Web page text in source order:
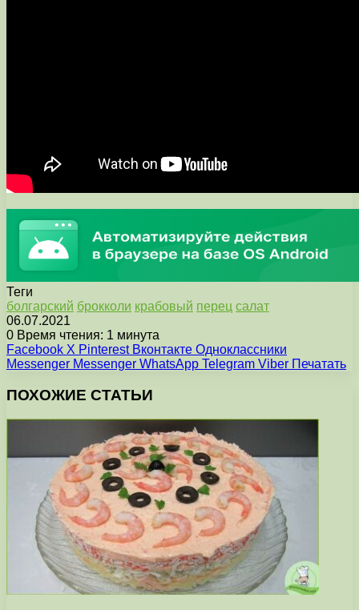
Теги
болгарский брокколи крабовый перец салат
06.07.2021
0 Время чтения: 1 минута
Facebook X Pinterest Вконтакте Одноклассники
Messenger Messenger WhatsApp Telegram Viber Печатать
ПОХОЖИЕ СТАТЬИ